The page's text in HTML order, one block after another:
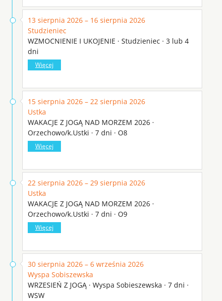
13 sierpnia 2026 – 16 sierpnia 2026
Studzieniec
WZMOCNIENIE I UKOJENIE · Studzieniec · 3 lub 4
dni
Więcej
15 sierpnia 2026 – 22 sierpnia 2026
Ustka
WAKACJE Z JOGĄ NAD MORZEM 2026 ·
Orzechowo/k.Ustki · 7 dni · O8
Więcej
22 sierpnia 2026 – 29 sierpnia 2026
Ustka
WAKACJE Z JOGĄ NAD MORZEM 2026 ·
Orzechowo/k.Ustki · 7 dni · O9
Więcej
30 sierpnia 2026 – 6 września 2026
Wyspa Sobiszewska
WRZESIEŃ Z JOGĄ · Wyspa Sobieszewska · 7 dni ·
WSW